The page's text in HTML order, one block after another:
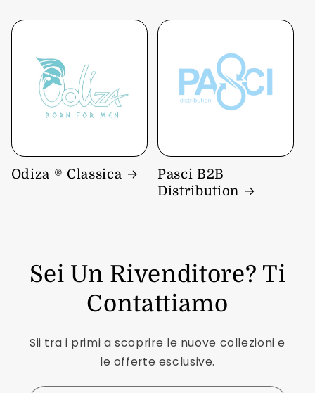
Odiza ® Classica
Pasci B2B
Distribution
Sei Un Rivenditore? Ti
Contattiamo
Sii tra i primi a scoprire le nuove collezioni e
le offerte esclusive.